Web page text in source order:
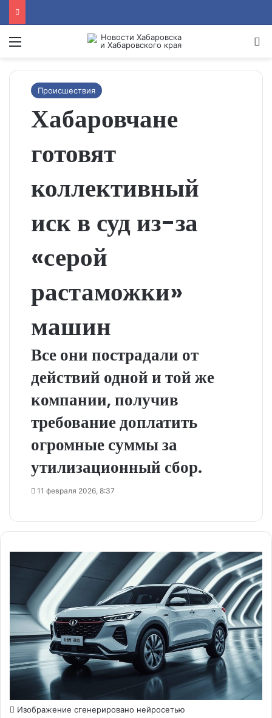
Menu
Происшествия
Хабаровчане
готовят
коллективный
иск в суд из-за
«серой
растаможки»
машин
Все они пострадали от
действий одной и той же
компании, получив
требование доплатить
огромные суммы за
утилизационный сбор.
11 февраля 2026, 8:37
Изображение сгенерировано нейросетью